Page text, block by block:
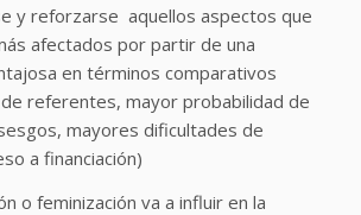
y reforzarse aquellos aspectos que
afectados por partir de una
en términos comparativos
referentes, mayor probabilidad de
mayores dificultades de
a financiación)
o feminización va a influir en la